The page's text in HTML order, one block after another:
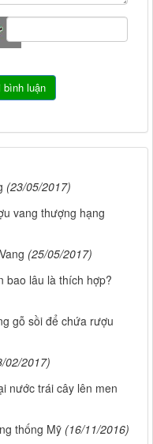
(23/05/2017)
vang thượng hạng
(25/05/2017)
bao lâu là thích hợp?
gỗ sồi để chứa rượu
02/2017)
nước trái cây lên men
thống Mỹ (16/11/2016)